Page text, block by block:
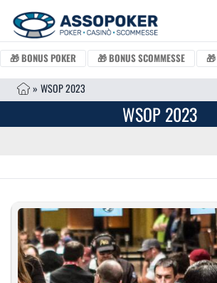
Vai al contenuto
🎁 BONUS POKER 🎁 BONUS SCOMMESSE 🎁
» WSOP 2023
WSOP 2023